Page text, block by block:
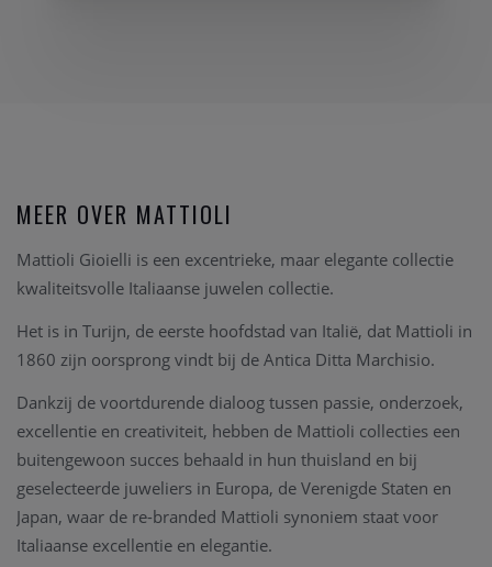
MEER OVER MATTIOLI
Mattioli Gioielli is een excentrieke, maar elegante collectie
kwaliteitsvolle Italiaanse juwelen collectie.
Het is in Turijn, de eerste hoofdstad van Italië, dat Mattioli in
1860 zijn oorsprong vindt bij de Antica Ditta Marchisio.
Dankzij de voortdurende dialoog tussen passie, onderzoek,
excellentie en creativiteit, hebben de Mattioli collecties een
buitengewoon succes behaald in hun thuisland en bij
geselecteerde juweliers in Europa, de Verenigde Staten en
Japan, waar de re-branded Mattioli synoniem staat voor
Italiaanse excellentie en elegantie.